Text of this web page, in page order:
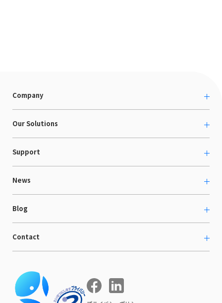
Company
About us
カルチャー
採用情報
Our Solutions
越境ECコンサルティング
Shopee支援
LaunchCart
海外向けホームページ制作
COMPE NAVI
Support
お役立ち資料
セミナー情報
News
プレスリリース
イベント
ニュース
Blog
ECブログ
開発ブログ
イベントレポート
Contact